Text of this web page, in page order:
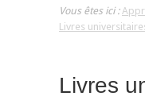
Vous êtes ici :
Livres
Livres